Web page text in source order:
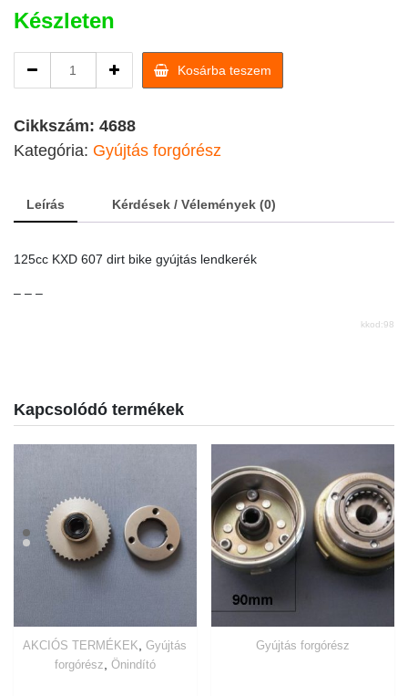
Készleten
KXD
gyújtás
Kosárba teszem
Cikkszám: 4688
Kategória: Gyújtás forgórész
Leírás Kérdések / Vélemények (0)
125cc KXD 607 dirt bike gyújtás lendkerék
– – –
kkod:98
Kapcsolódó termékek
AKCIÓS TERMÉKEK,Gyújtás
forgórész, Önindító
Gyújtás forgórész